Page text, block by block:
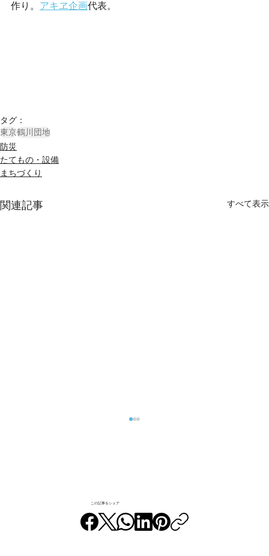
作り。 アキヱ企画代表。
タグ：
東京鶴川団地
防災
たてもの・設備
まちづくり
関連記事 すべて表示
この記事をシェア